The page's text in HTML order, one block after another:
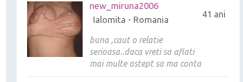
new_miruna2006
41 ani
Ialomita - Romania
buna ,caut o relatie
serioasa..daca vreti sa aflati
mai multe astept sa ma conta